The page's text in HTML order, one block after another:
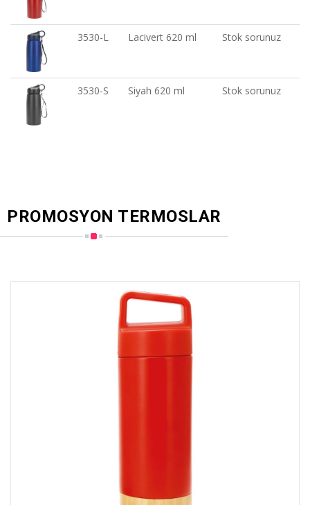
3530-L Lacivert 620 ml Stok sorunuz
3530-S Siyah 620 ml Stok sorunuz
PROMOSYON TERMOSLAR